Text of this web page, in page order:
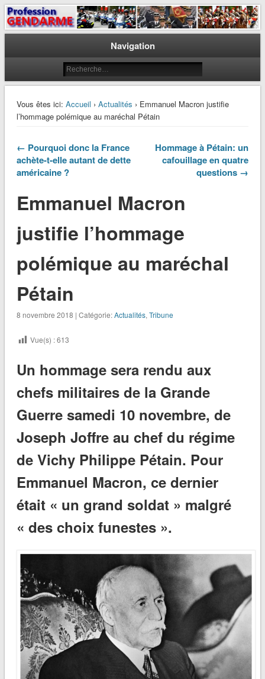
Profession Gendarme
Le journal des gendarmes
Navigation
Vous êtes ici: Accueil › Actualités › Emmanuel Macron justifie
l’hommage polémique au maréchal Pétain
← Pourquoi donc la France
achète-t-elle autant de dette
américaine ?
Hommage à Pétain: un
cafouillage en quatre
questions →
Emmanuel Macron
justifie l’hommage
polémique au maréchal
Pétain
8 novembre 2018 | Catégorie:Actualités, Tribune
Vue(s) :613
Un hommage sera rendu aux
chefs militaires de la Grande
Guerre samedi 10 novembre, de
Joseph Joffre au chef du régime
de Vichy Philippe Pétain. Pour
Emmanuel Macron, ce dernier
était « un grand soldat » malgré
« des choix funestes ».